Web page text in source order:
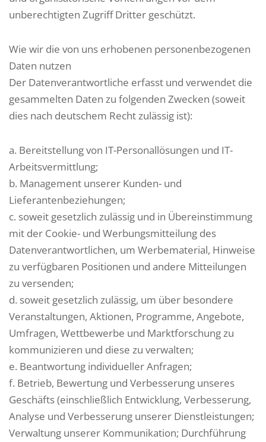
unberechtigten Zugriff Dritter geschützt.
Wie wir die von uns erhobenen personenbezogenen
Daten nutzen
Der Datenverantwortliche erfasst und verwendet die
gesammelten Daten zu folgenden Zwecken (soweit
dies nach deutschem Recht zulässig ist):
a. Bereitstellung von IT-Personallösungen und IT-
Arbeitsvermittlung;
b. Management unserer Kunden- und
Lieferantenbeziehungen;
c. soweit gesetzlich zulässig und in Übereinstimmung
mit der Cookie- und Werbungsmitteilung des
Datenverantwortlichen, um Werbematerial, Hinweise
zu verfügbaren Positionen und andere Mitteilungen
zu versenden;
d. soweit gesetzlich zulässig, um über besondere
Veranstaltungen, Aktionen, Programme, Angebote,
Umfragen, Wettbewerbe und Marktforschung zu
kommunizieren und diese zu verwalten;
e. Beantwortung individueller Anfragen;
f. Betrieb, Bewertung und Verbesserung unseres
Geschäfts (einschließlich Entwicklung, Verbesserung,
Analyse und Verbesserung unserer Dienstleistungen;
Verwaltung unserer Kommunikation; Durchführung